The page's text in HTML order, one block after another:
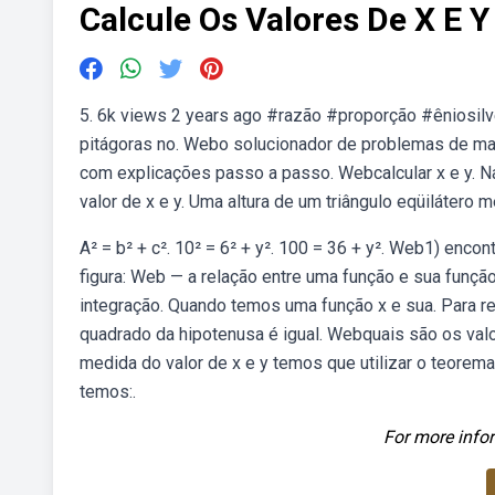
Calcule Os Valores De X E
5. 6k views 2 years ago #razão #proporção
pitágoras no. Webo solucionador de problemas de
com explicações passo a passo. Webcalcular x e y.
valor de x e y. Uma altura de um triângulo eqüilátero
A² = b² + c². 10² = 6² + y². 100 = 36 + y². Web1)
figura: Web — a relação entre uma função e sua
integração. Quando temos uma função x e sua.
quadrado da hipotenusa é igual. Webquais são os
medida do valor de x e y temos que utilizar o
temos:.
For more